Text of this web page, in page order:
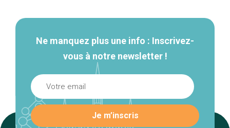
Ne manquez plus une info : Inscrivez-
vous à notre newsletter !